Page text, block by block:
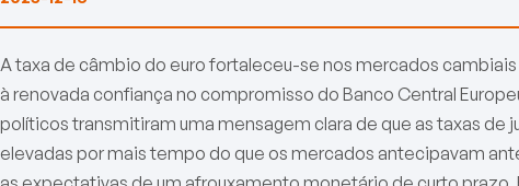
A taxa de câmbio do euro fortaleceu-se nos mercados
à renovada confiança no compromisso do Banco Central
políticos transmitiram uma mensagem clara de que as taxas de
elevadas por mais tempo do que os mercados antecipavam